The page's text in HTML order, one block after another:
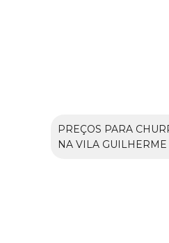
PREÇOS PARA
NA VILA GUILHERME